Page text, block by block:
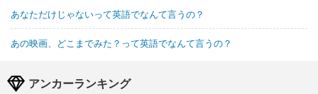
あなただけじゃないって英語でなんて言うの？
あの映画、どこまでみた？って英語でなんて言うの？
アンカーランキング